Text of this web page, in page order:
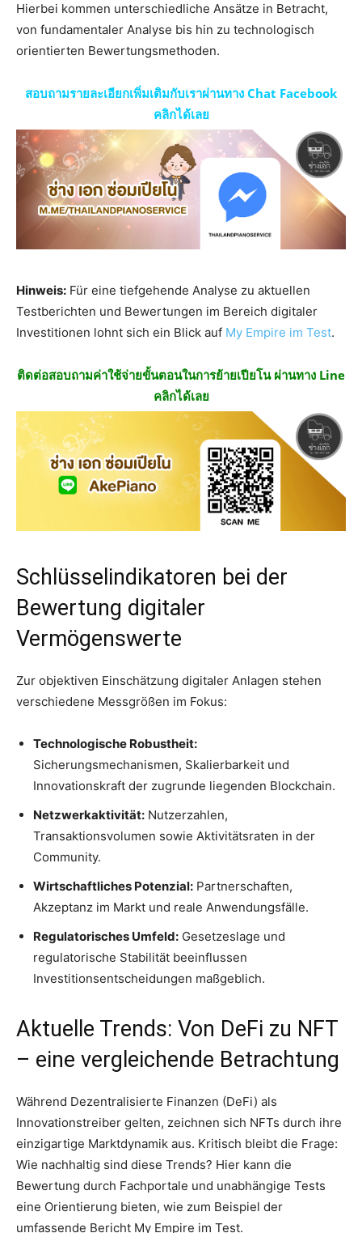
Hierbei kommen unterschiedliche Ansätze in Betracht,
von fundamentaler Analyse bis hin zu technologisch
orientierten Bewertungsmethoden.
สอบถามรายละเอียกเพิ่มเติมกับเราผ่านทาง Chat Facebook
คลิกได้เลย
Hinweis: Für eine tiefgehende Analyse zu aktuellen
Testberichten und Bewertungen im Bereich digitaler
Investitionen lohnt sich ein Blick auf My Empire im Test.
ติดต่อสอบถามค่าใช้จ่ายขั้นตอนในการย้ายเปียโน ผ่านทาง Line
คลิกได้เลย
Schlüsselindikatoren bei der
Bewertung digitaler
Vermögenswerte
Zur objektiven Einschätzung digitaler Anlagen stehen
verschiedene Messgrößen im Fokus:
Technologische Robustheit:
Sicherungsmechanismen, Skalierbarkeit und
Innovationskraft der zugrunde liegenden Blockchain.
Netzwerkaktivität: Nutzerzahlen,
Transaktionsvolumen sowie Aktivitätsraten in der
Community.
Wirtschaftliches Potenzial: Partnerschaften,
Akzeptanz im Markt und reale Anwendungsfälle.
Regulatorisches Umfeld: Gesetzeslage und
regulatorische Stabilität beeinflussen
Investitionsentscheidungen maßgeblich.
Aktuelle Trends: Von DeFi zu NFT
– eine vergleichende Betrachtung
Während Dezentralisierte Finanzen (DeFi) als
Innovationstreiber gelten, zeichnen sich NFTs durch ihre
einzigartige Marktdynamik aus. Kritisch bleibt die Frage:
Wie nachhaltig sind diese Trends? Hier kann die
Bewertung durch Fachportale und unabhängige Tests
eine Orientierung bieten, wie zum Beispiel der
umfassende Bericht My Empire im Test.